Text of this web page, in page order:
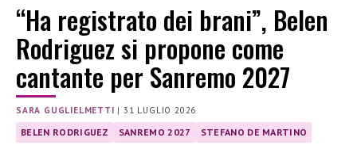
“Ha registrato dei brani”, Belen
Rodriguez si propone come
cantante per Sanremo 2027
SARA GUGLIELMETTI |31 LUGLIO 2026
BELEN RODRIGUEZ SANREMO 2027 STEFANO DE MARTINO